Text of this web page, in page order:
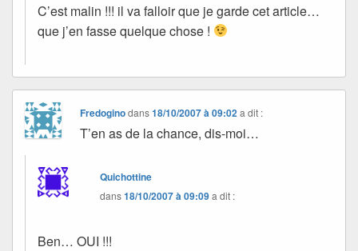
C’est malin !!! il va falloir que je garde cet article…
que j’en fasse quelque chose !
Fredoginodans18/10/2007 à 09:02 a dit :
T’en as de la chance, dis-moi…
Quichottine
dans18/10/2007 à 09:09a dit :
Ben… OUI !!!